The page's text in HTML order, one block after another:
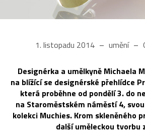
1. listopadu 2014 umění
Designérka a umělkyně Michaela
na blížící se designérské přehlídce
která proběhne od pondělí 3. do
na Staroměstském náměstí 4,
kolekci Muchies. Krom skleněného
další uměleckou tvorbu